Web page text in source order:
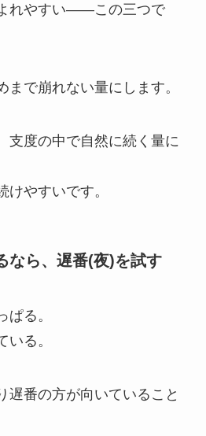
れやすい——この三つで
まで崩れない量にします。
支度の中で自然に続く量に
けやすいです。
なら、遅番(夜)を試す
る。
いる。
遅番の方が向いていること